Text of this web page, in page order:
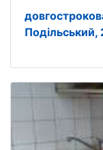
Подільський,